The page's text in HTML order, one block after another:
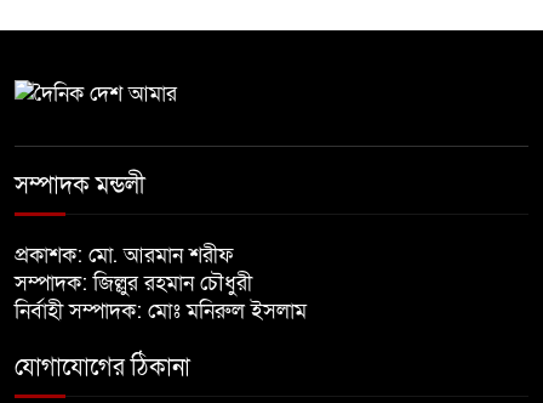
প্রধানমন্ত্রীর কাছে হেফাজতের ৯ দফা
দাবি
সম্পাদক মন্ডলী
প্রকাশক: মো. আরমান শরীফ
সম্পাদক: জিল্লুর রহমান চৌধুরী
নির্বাহী সম্পাদক: মোঃ মনিরুল ইসলাম
যোগাযোগের ঠিকানা